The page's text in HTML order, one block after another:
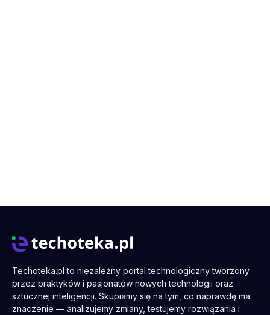
Techoteka.pl to niezależny portal technologiczny tworzony
przez praktyków i pasjonatów nowych technologii oraz
sztucznej inteligencji. Skupiamy się na tym, co naprawdę ma
znaczenie — analizujemy zmiany, testujemy rozwiązania i